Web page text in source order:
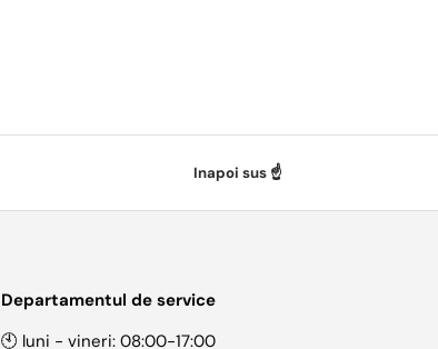
Inapoi sus ☝️
Departamentul de service
🕙 luni - vineri: 08:00-17:00